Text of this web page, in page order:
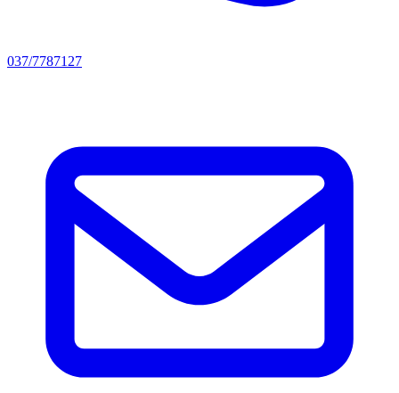
037/7787127